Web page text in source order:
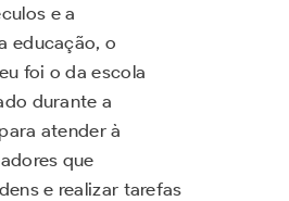
e a
educação, o
foi o da escola
durante a
atender à
que
e realizar tarefas